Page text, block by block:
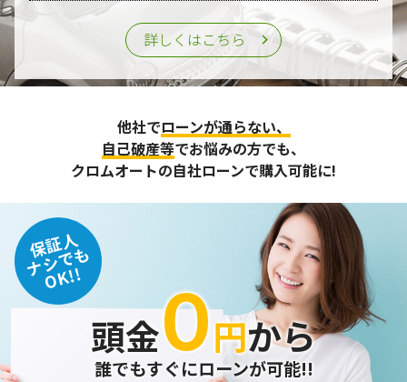
詳しくはこちら
他社でローンが通らない、
自己破産等でお悩みの方でも、
クロムオートの自社ローンで購入可能に!
保証人
ナシでも
OK!!
頭金０円から
誰でもすぐにローンが可能!!